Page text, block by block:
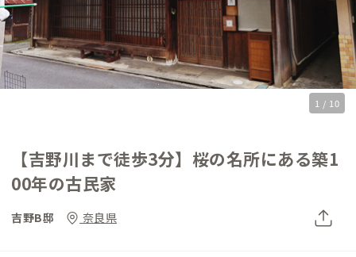
1 / 10
【吉野川まで徒歩3分】桜の名所にある築1
00年の古民家
吉野B邸 奈良県